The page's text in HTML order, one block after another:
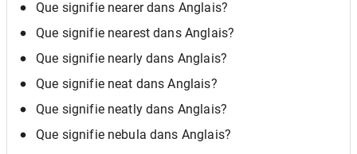
Que signifie nearer dans Anglais?
Que signifie nearest dans Anglais?
Que signifie nearly dans Anglais?
Que signifie neat dans Anglais?
Que signifie neatly dans Anglais?
Que signifie nebula dans Anglais?